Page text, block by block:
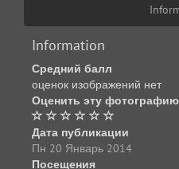
Information
Средний балл
оценок изображений нет
Оценить эту фотографию
Дата публикации
Пн 20 Январь 2014
Посещения